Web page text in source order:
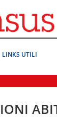
LINKS UTILI